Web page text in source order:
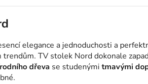
elegance a jednoduchosti a
TV stolek Nord dokonale
dřeva se studenými tmavými